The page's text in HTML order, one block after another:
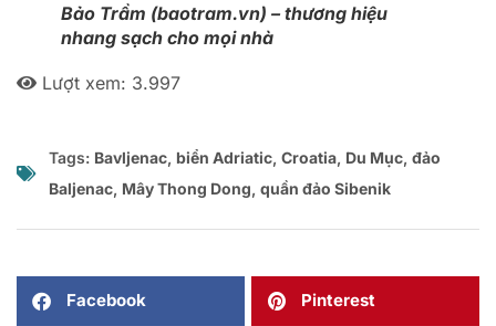
Bảo Trầm (baotram.vn) – thương hiệu
nhang sạch cho mọi nhà
Lượt xem: 3.997
Tags: Bavljenac, biển Adriatic, Croatia, Du Mục, đảo
Baljenac, Mây Thong Dong, quần đảo Sibenik
Facebook Pinterest